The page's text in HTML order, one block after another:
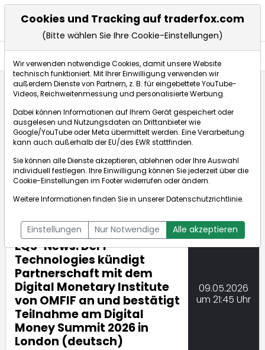
EQS-News: DeFi Technologies kündigt Partnerschaft...
dpa-AFX Compact
ÜBERSICHT DPA-AFX PROFEED
DPA-AFX COMPACT
NEWSBOT
EQS-News: DeFi
Technologies kündigt
Partnerschaft mit dem
Digital Monetary Institute
von OMFIF an und bestätigt
Teilnahme am Digital
Money Summit 2026 in
London (deutsch)
09.05.2026
um 21:45 Uhr
Cookies und Tracking auf traderfox.com
(Bitte wählen Sie Ihre Cookie-Einstellungen)
Wir verwenden notwendige Cookies, damit unsere Website
technisch funktioniert. Mit Ihrer Einwilligung verwenden wir
außerdem Dienste von Partnern, z. B. für eingebettete YouTube-
Videos, Reichweitenmessung und personalisierte Werbung.
Dabei können Informationen auf Ihrem Gerät gespeichert oder
ausgelesen und Nutzungsdaten an Drittanbieter wie
Google/YouTube oder Meta übermittelt werden. Eine Verarbeitung
kann auch außerhalb der EU/des EWR stattfinden.
Sie können alle Dienste akzeptieren, ablehnen oder Ihre Auswahl
individuell festlegen. Ihre Einwilligung können Sie jederzeit über die
Cookie-Einstellungen im Footer widerrufen oder ändern.
Weitere Informationen finden Sie in unsererDatenschutzrichtlinie.
Einstellungen Nur Notwendige Alle akzeptieren